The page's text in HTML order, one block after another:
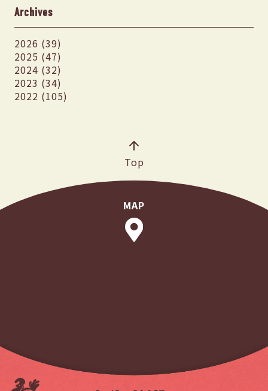
Archives
2026 (39)
2025 (47)
2024 (32)
2023 (34)
2022 (105)
Top
MAP